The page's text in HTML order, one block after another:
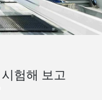
험해 보고